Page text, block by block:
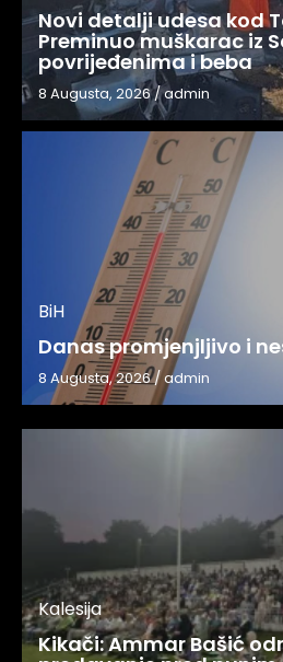
Novi detalji udesa kod
Preminuo muškarac iz
povrijeđenima i beba
8 Augusta, 2026/admin
BiH
Danas promjenjljivo i
8 Augusta, 2026/admin
Kalesija
Kikači: Ammar Bašić